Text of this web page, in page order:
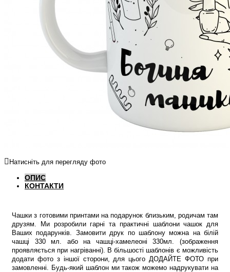
Натисніть для перегляду фото
ОПИС
КОНТАКТИ
Чашки з готовими принтами на подарунок близьким, родичам там
друзям. Ми розробили гарні та практичні шаблони чашок для
Ваших подарунків. Замовити друк по шаблону можна на білій
чашці 330 мл. або на чашці-хамелеоні 330мл. (зображення
проявляється при нагріванні). В більшості шаблонів є можливість
додати фото з іншої сторони, для цього ДОДАЙТЕ ФОТО при
замовленні. Будь-який шаблон ми також можемо надрукувати на